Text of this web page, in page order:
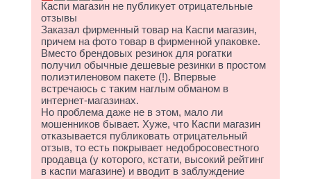
Каспи магазин не публикует отрицательные
отзывы
Заказал фирменный товар на Каспи магазин,
причем на фото товар в фирменной упаковке.
Вместо брендовых резинок для рогатки
получил обычные дешевые резинки в простом
полиэтиленовом пакете (!). Впервые
встречаюсь с таким наглым обманом в
интернет-магазинах.
Но проблема даже не в этом, мало ли
мошенников бывает. Хуже, что Каспи магазин
отказывается публиковать отрицательный
отзыв, то есть покрывает недобросовестного
продавца (у которого, кстати, высокий рейтинг
в каспи магазине) и вводит в заблуждение